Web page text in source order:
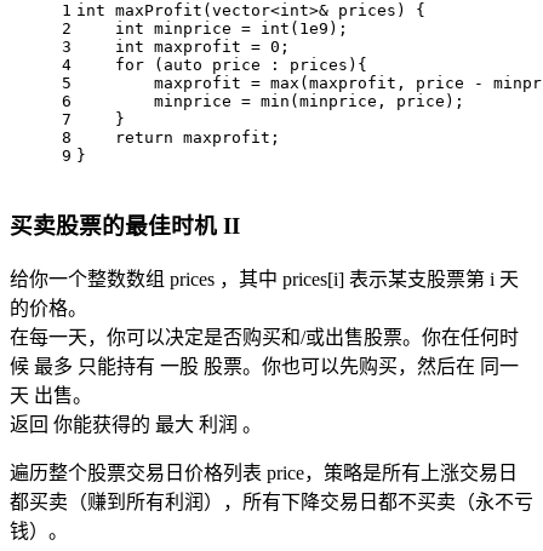
1
2
3
4
5
6
7
8
9
int maxProfit (vector<int>& prices)
{
int minprice = int ( 1e9 );
int maxprofit = 0 ;
for ( auto price : prices){
        maxprofit =
max (maxprofit, price -
        minprice =
min (minprice, price);
    }
return maxprofit;
}
买卖股票的最佳时机 II
给你一个整数数组 prices ，其中 prices[i] 表示某支股票第 i 天
的价格。
在每一天，你可以决定是否购买和/或出售股票。你在任何时
候 最多 只能持有 一股 股票。你也可以先购买，然后在 同一
天 出售。
返回 你能获得的 最大 利润 。
遍历整个股票交易日价格列表 price，策略是所有上涨交易日
都买卖（赚到所有利润），所有下降交易日都不买卖（永不亏
钱）。